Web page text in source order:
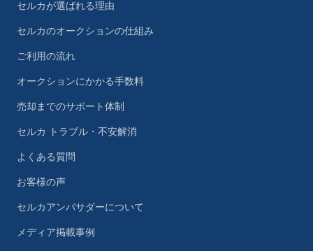
セルカが選ばれる理由
セルカのオークションの仕組み
ご利用の流れ
オークションにかかる手数料
売却までのサポート体制
セルカ トラブル・不安解消
よくある質問
お客様の声
セルカアンバサダーについて
メディア掲載事例